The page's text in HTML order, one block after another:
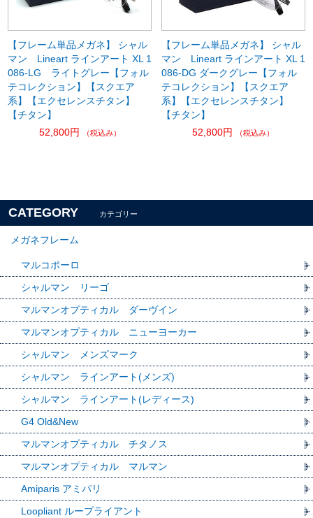
【フレーム単品メガネ】 シャル
マン Lineart ラインアート XL 1
086-LG ライトグレー【フォル
テコレクション】【スクエア
系】【エクセレンスチタン】
【チタン】
52,800円
（税込み）
【フレーム単品メガネ】 シャル
マン Lineart ラインアート XL 1
086-DG ダークグレー【フォル
テコレクション】【スクエア
系】【エクセレンスチタン】
【チタン】
52,800円
（税込み）
CATEGORY カテゴリー
メガネフレーム
マルコポーロ
シャルマン リーゴ
マルマンオプティカル ダーヴイン
マルマンオプティカル ニューヨーカー
シャルマン メンズマーク
シャルマン ラインアート(メンズ)
シャルマン ラインアート(レディース)
G4 Old&New
マルマンオプティカル チタノス
マルマンオプティカル マルマン
Amiparis アミパリ
Loopliant ループライアント